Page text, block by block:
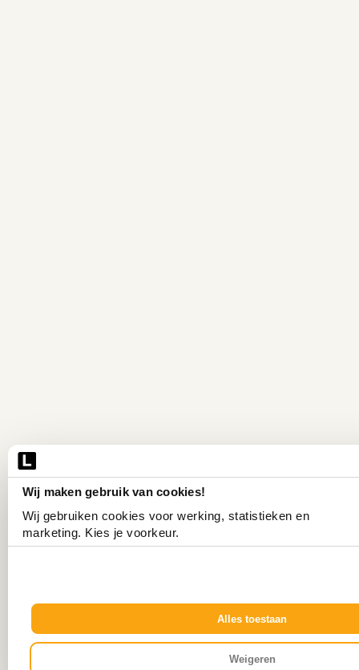
Wij maken gebruik van cookies!
Wij gebruiken cookies voor werking, statistieken en
marketing. Kies je voorkeur.
Alles toestaan
Weigeren